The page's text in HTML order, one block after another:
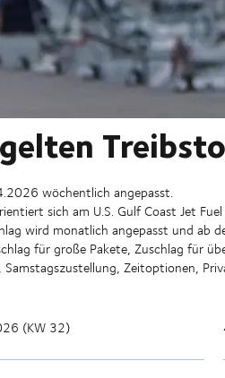
wöchentlich angepasst.
sich am U.S. Gulf Coast Jet
wird monatlich angepasst und ab
für große Pakete, Zuschlag für
Zeitoptionen,
(KW 32)